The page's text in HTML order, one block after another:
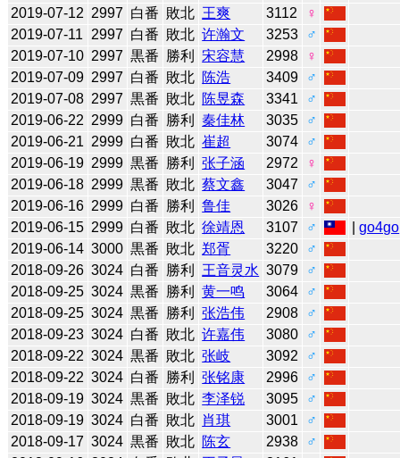
2019-07-12 2997 白番 敗北 王爽 3112
♀
2019-07-11
2997 白番 敗北 许瀚文 3253
♂
2019-07-10 2997 黒番 勝利 宋容慧 2998
♀
2019-07-09 2997 白番 敗北 陈浩 3409
♂
2019-07-08 2997 黒番 敗北 陈昱森 3341
♂
2019-06-22 2999 白番 勝利 秦佳林 3035
♂
2019-06-21 2999 白番 敗北 崔超 3074
♂
2019-06-19 2999 黒番 勝利 张子涵 2972
♀
2019-06-18 2999 黒番 敗北 蔡文鑫 3047
♂
2019-06-16 2999 白番 勝利 鲁佳 3026
♀
2019-06-15 2999 白番 敗北 徐靖恩 3107 ♂ |go4go
2019-06-14 3000 黒番 敗北 郑胥 3220
♂
2018-09-26 3024 白番 勝利 王音灵水 3079
♂
2018-09-25 3024 黒番 勝利 黄一鸣 3064
♂
2018-09-25 3024 黒番 勝利 张浩伟 2908
♂
2018-09-23 3024 白番 敗北 许嘉伟 3080
♂
2018-09-22 3024 黒番 敗北 张岐 3092
♂
2018-09-22 3024 白番 勝利 张铭康 2996
♂
2018-09-19 3024 黒番 敗北 李泽锐 3095
♂
2018-09-19 3024 白番 敗北 肖琪 3001
♂
2018-09-17 3024 黒番 敗北 陈玄 2938
♂